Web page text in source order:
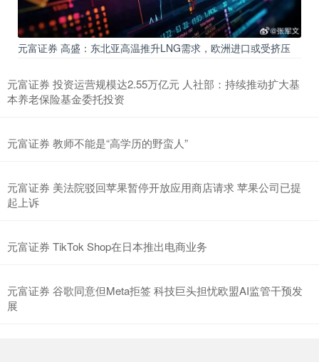
元富证券 高盛：东北亚高温推升LNG需求，欧洲进口或受挤压
元富证券 投资运营规模达2.55万亿元 人社部：持续推动扩大基
本养老保险基金委托投资
元富证券 教师不能是“高学历的野蛮人”
元富证券 美法院驳回苹果暂停开放应用商店请求 苹果公司已提
起上诉
元富证券 TikTok Shop在日本推出电商业务
元富证券 谷歌同意但Meta拒签 科技巨头担忧欧盟AI监管干预发
展